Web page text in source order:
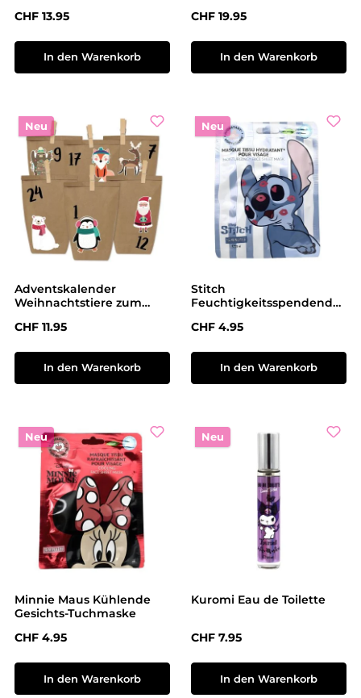
Regulärer Preis:
CHF 13.95
In den Warenkorb
Regulärer Preis:
CHF 19.95
In den Warenkorb
Neu
Adventskalender
Weihnachtstiere zum
Regulärer Preis:
CHF 11.95
In den Warenkorb
Neu
Stitch
Feuchtigkeitsspendende
Regulärer Preis:
CHF 4.95
In den Warenkorb
Neu
Minnie Maus Kühlende
Gesichts-Tuchmaske
Regulärer Preis:
CHF 4.95
In den Warenkorb
Neu
Kuromi Eau de Toilette
Regulärer Preis:
CHF 7.95
In den Warenkorb